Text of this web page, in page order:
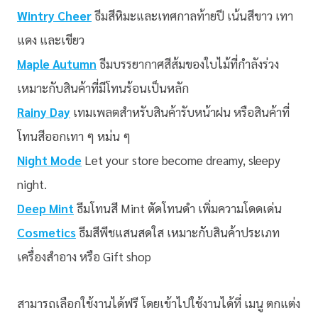
Wintry Cheerธีมสีหิมะและเทศกาลท้ายปี เน้นสีขาว เทา
แดง และเขียว
Maple Autumn ธีมบรรยากาศสีส้มของใบไม้ที่กำลังร่วง
เหมาะกับสินค้าที่มีโทนร้อนเป็นหลัก
Rainy Day เทมเพลตสำหรับสินค้ารับหน้าฝน หรือสินค้าที่
โทนสีออกเทา ๆ หม่น ๆ
Night Mode Let your store become dreamy, sleepy
night.
Deep Mint ธีมโทนสี Mint ตัดโทนดำ เพิ่มความโดดเด่น
Cosmeticsธีมสีพีชแสนสดใส เหมาะกับสินค้าประเภท
เครื่องสำอาง หรือ Gift shop
สามารถเลือกใช้งานได้ฟรี โดยเข้าไปใช้งานได้ที่ เมนู ตกแต่ง